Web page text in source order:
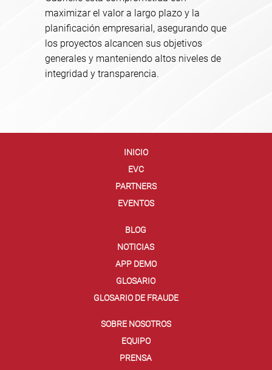
maximizar el valor a largo plazo y la
planificación empresarial, asegurando que
los proyectos alcancen sus objetivos
generales y manteniendo altos niveles de
integridad y transparencia.
INICIO
EVC
PARTNERS
EVENTOS
BLOG
NOTICIAS
APP DEMO
GLOSARIO
GLOSARIO DE FRAUDE
SOBRE NOSOTROS
EQUIPO
PRENSA